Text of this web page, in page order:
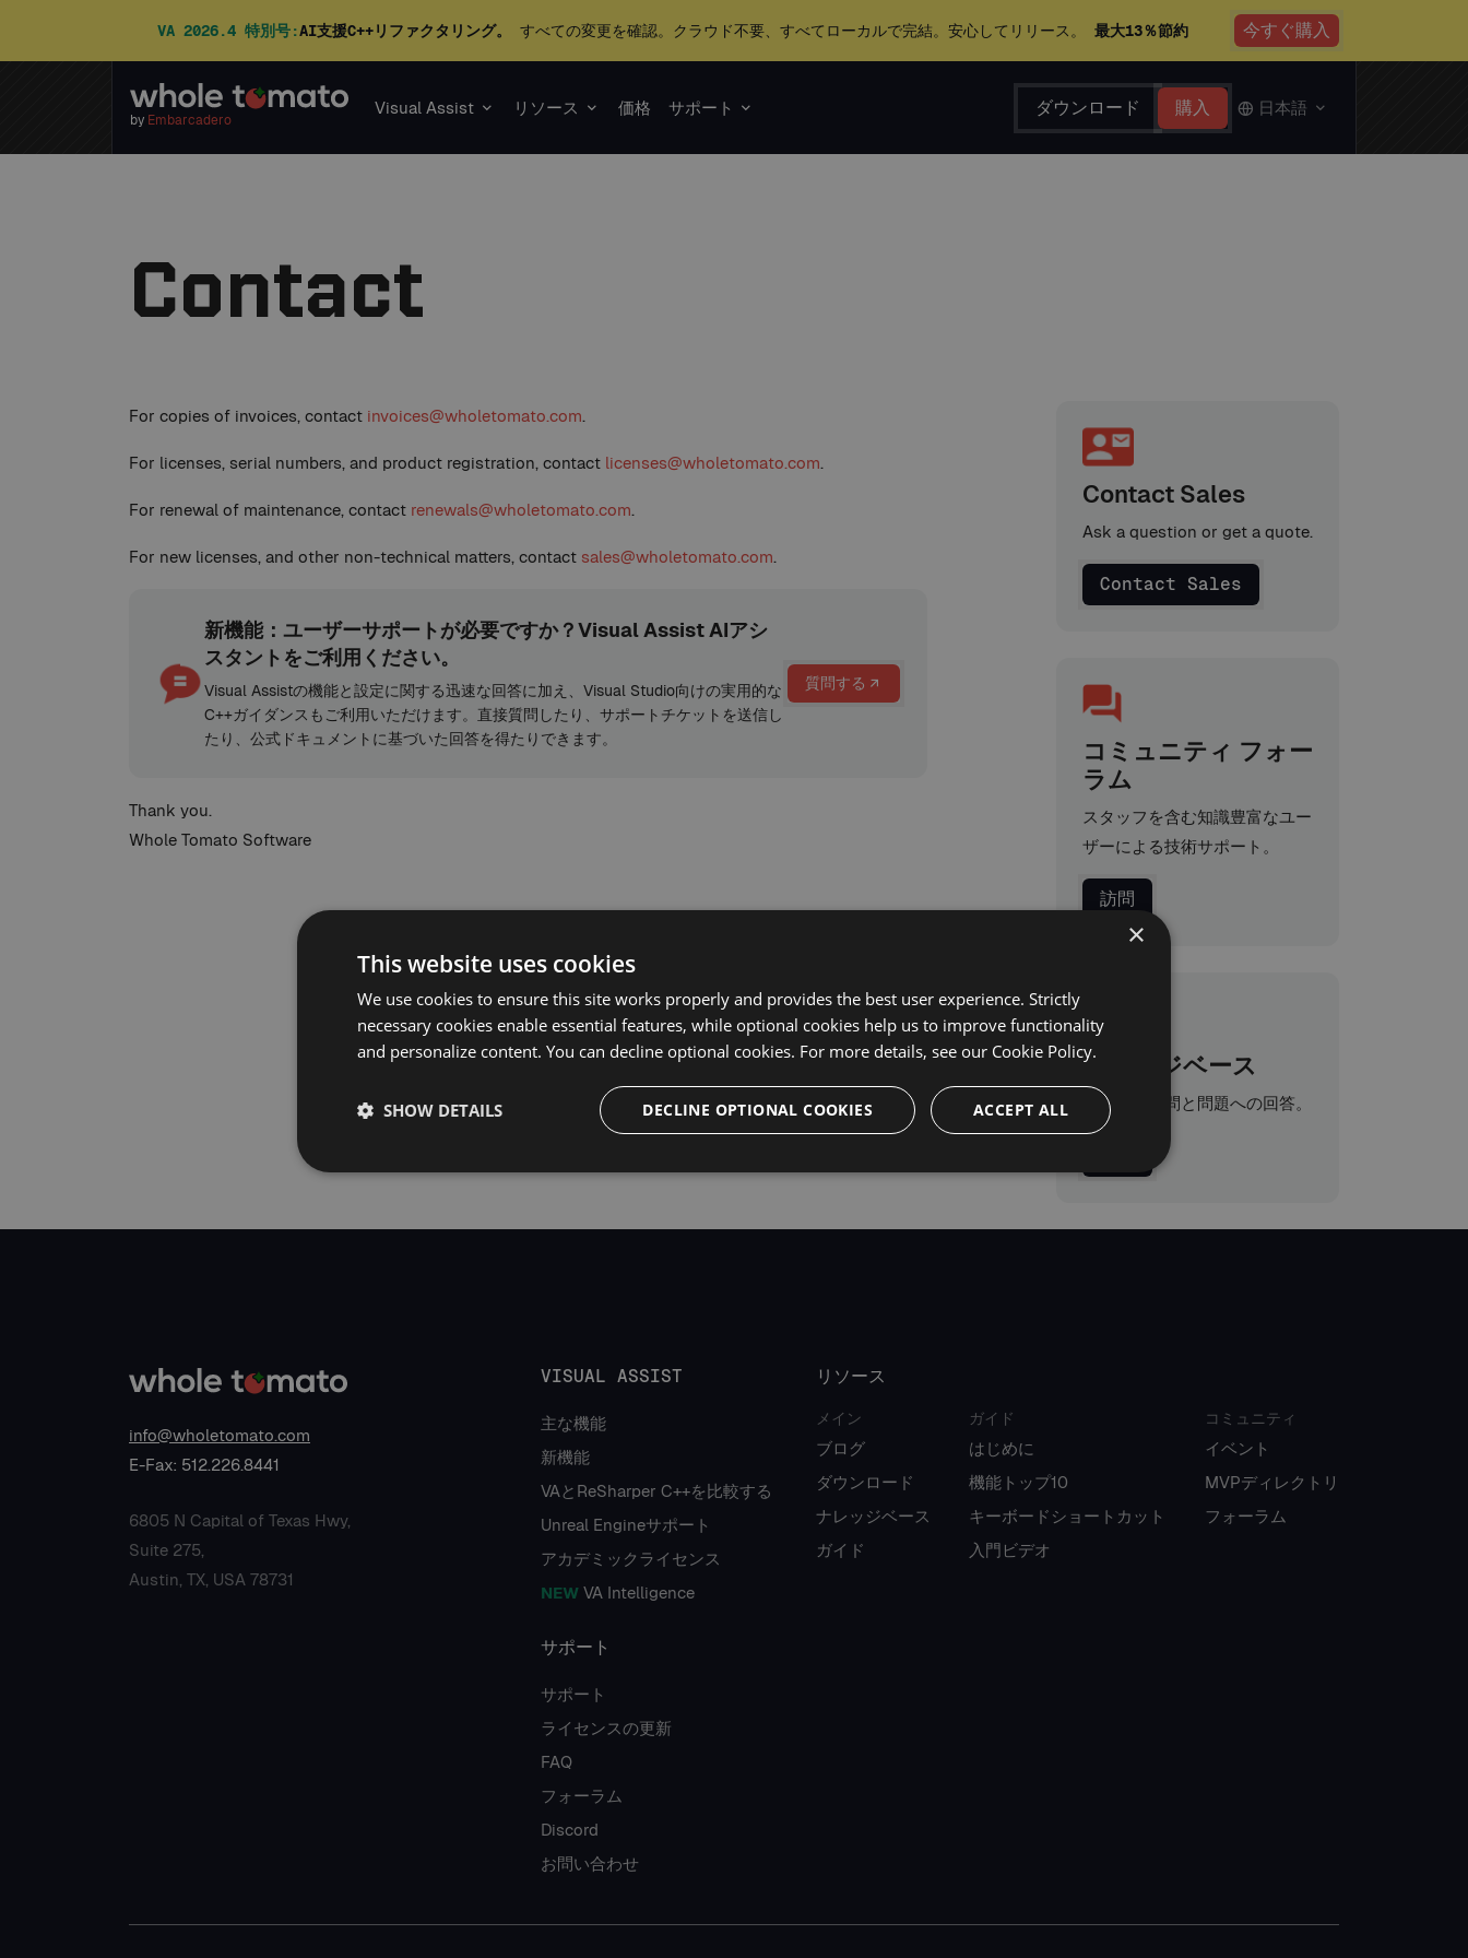
VA 2026.4 特別号:AI支援C++リファクタリング。 すべての変更を確認。クラウド不要、すべてローカルで完結。安心してリリース。 最大13％節約 今すぐ購入
by Embarcadero
Visual Assist リソース 価格 サポート ダウンロード 購入 日本語
Contact
For copies of invoices, contact invoices@wholetomato.com.
For licenses, serial numbers, and product registration, contact licenses@wholetomato.com.
For renewal of maintenance, contact renewals@wholetomato.com.
For new licenses, and other non-technical matters, contact sales@wholetomato.com.
新機能：ユーザーサポートが必要ですか？Visual Assist AIアシ
スタントをご利用ください。
Visual Assistの機能と設定に関する迅速な回答に加え、Visual Studio向けの実用的な
C++ガイダンスもご利用いただけます。直接質問したり、サポートチケットを送信し
たり、公式ドキュメントに基づいた回答を得たりできます。
質問する
Thank you.
Whole Tomato Software
Contact Sales
Ask a question or get a quote.
Contact Sales
コミュニティ フォー
ラム
スタッフを含む知識豊富なユー
ザーによる技術サポート。
訪問
ナレッジベース
よくある質問と問題への回答。
info@wholetomato.com
E-Fax: 512.226.8441
6805 N Capital of Texas Hwy,
Suite 275,
Austin, TX, USA 78731
VISUAL ASSIST
主な機能
新機能
VAとReSharper C++を比較する
Unreal Engineサポート
アカデミックライセンス
NEW VA Intelligence
リソース
メイン
ブログ
ダウンロード
ナレッジベース
ガイド
ガイド
はじめに
機能トップ10
キーボードショートカット
入門ビデオ
コミュニティ
イベント
MVPディレクトリ
フォーラム
サポート
サポート
ライセンスの更新
FAQ
フォーラム
Discord
お問い合わせ
×
This website uses cookies
We use cookies to ensure this site works properly and provides the best user experience. Strictly
necessary cookies enable essential features, while optional cookies help us to improve functionality
and personalize content. You can decline optional cookies. For more details, see our Cookie Policy.
ACCEPT ALL
DECLINE OPTIONAL COOKIES
SHOW DETAILS